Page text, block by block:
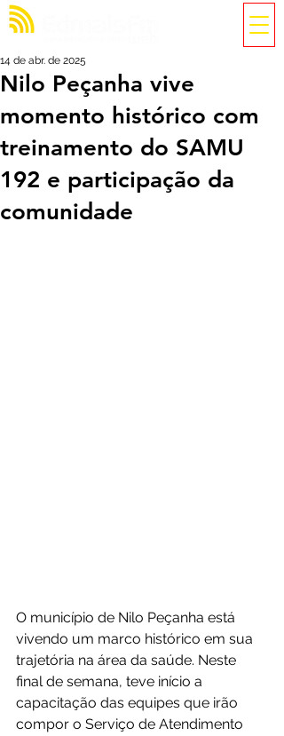
Nilo Peçanha vive
momento histórico com
treinamento do SAMU
192 e participação da
comunidade
14 de abr. de 2025
O município de Nilo Peçanha está
vivendo um marco histórico em sua
trajetória na área da saúde. Neste
final de semana, teve início a
capacitação das equipes que irão
compor o Serviço de Atendimento